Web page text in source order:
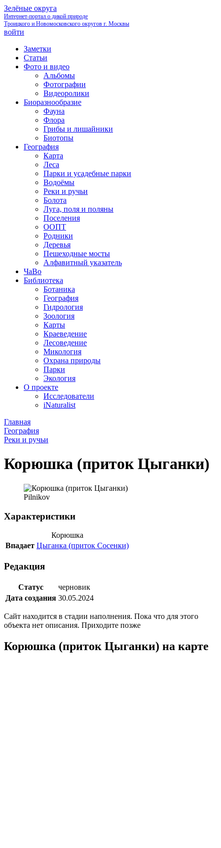
Зелёные округа
Интернет-портал о дикой природе
Троицкого и Новомосковского округов г. Москвы
войти
Заметки
Статьи
Фото и видео
Альбомы
Фотографии
Видеоролики
Биоразнообразие
Фауна
Флора
Грибы и лишайники
Биотопы
География
Карта
Леса
Парки и усадебные парки
Водоёмы
Реки и ручьи
Болота
Луга, поля и поляны
Поселения
ООПТ
Родники
Деревья
Пешеходные мосты
Алфавитный указатель
ЧаВо
Библиотека
Ботаника
География
Гидрология
Зоология
Карты
Краеведение
Лесоведение
Микология
Охрана природы
Парки
Экология
О проекте
Исследователи
iNaturalist
Главная
География
Реки и ручьи
Корюшка (приток Цыганки)
Pilnikov
Характеристики
Корюшка
Впадает Цыганка (приток Сосенки)
Редакция
Статус
черновик
Дата создания 30.05.2024
Сайт находится в стадии наполнения. Пока что для этого
объекта нет описания. Приходите позже
Корюшка (приток Цыганки) на карте